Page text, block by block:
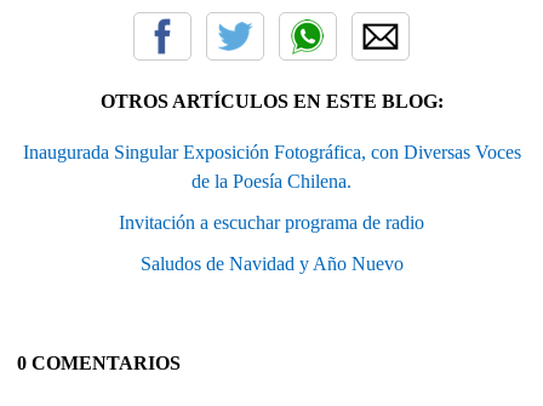
OTROS ARTÍCULOS EN ESTE BLOG:
Inaugurada Singular Exposición Fotográfica, con Diversas Voces
de la Poesía Chilena.
Invitación a escuchar programa de radio
Saludos de Navidad y Año Nuevo
0 COMENTARIOS